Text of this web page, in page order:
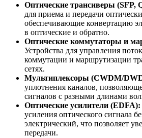
Оптические трансиверы (SFP,
для приема и передачи
обеспечивающие конвертацию
в оптические и обратно.
Оптические коммутаторы и
Устройства для управления
коммутации и маршрутизации
сетях.
Мультиплексоры (CWDM/
уплотнения каналов,
сигналов с разными длинами
Оптические усилители (EDFA):
усиления оптического сигнала
электрический, что позволяет
передачи.